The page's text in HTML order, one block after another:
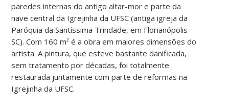
paredes internas do antigo altar-mor e parte da
nave central da Igrejinha da UFSC (antiga igreja da
Paróquia da Santíssima Trindade, em Florianópolis-
SC). Com 160 m² é a obra em maiores dimensões do
artista. A pintura, que esteve bastante danificada,
sem tratamento por décadas, foi totalmente
restaurada juntamente com parte de reformas na
Igrejinha da UFSC.